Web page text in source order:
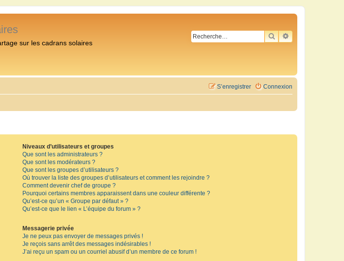
sur les cadrans solaires
RECHERCHER
RECHERCHE
Connexion
S’enregistrer
Niveaux d’utilisateurs et groupes
Que sont les administrateurs ?
Que sont les modérateurs ?
Que sont les groupes d’utilisateurs ?
Où trouver la liste des groupes d’utilisateurs et comment les rejoindre ?
Comment devenir chef de groupe ?
Pourquoi certains membres apparaissent dans une couleur différente ?
Qu’est-ce qu’un « Groupe par défaut » ?
Qu’est-ce que le lien « L’équipe du forum » ?
Messagerie privée
Je ne peux pas envoyer de messages privés !
Je reçois sans arrêt des messages indésirables !
J’ai reçu un spam ou un courriel abusif d’un membre de ce forum !